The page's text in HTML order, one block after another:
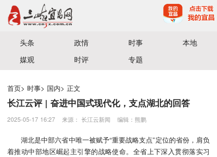
宜昌三峡融媒体中心主办
头条 政情 时事
本地
媒观
时评 专题
首页> 时事> 国内> 正文
长江云评 | 奋进中国式现代化，支点湖北的回答
2025-05-17 16:27 来源： 长江云新闻 编辑：熊鹏
湖北是中部六省中唯一被赋予“重要战略支点”定位的省份，肩负
着推动中部地区崛起主引擎的战略使命。全省上下深入贯彻落实习